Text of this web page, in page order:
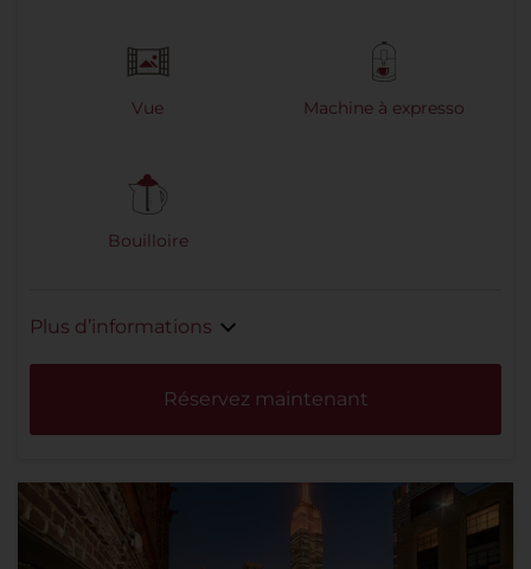
Vue Machine à expresso
Bouilloire
Plus d’informations
Réservez maintenant